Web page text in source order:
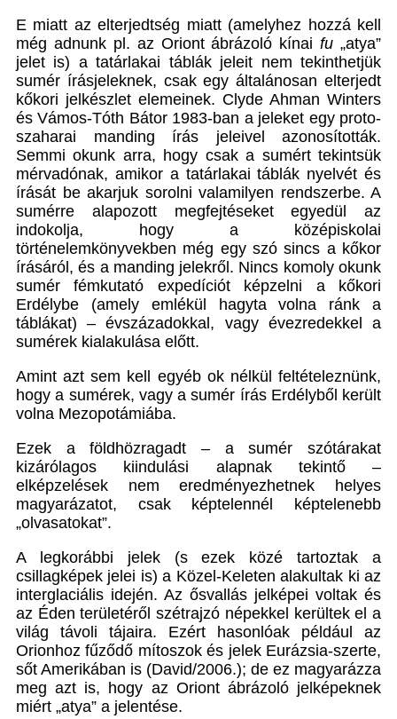
E miatt az elterjedtség miatt (amelyhez hozzá kell
még adnunk pl. az Oriont ábrázoló kínaifu „atya”
jelet is) a tatárlakai táblák jeleit nem tekinthetjük
sumér írásjeleknek, csak egy általánosan elterjedt
kőkori jelkészlet elemeinek. Clyde Ahman Winters
és Vámos-Tóth Bátor 1983-ban a jeleket egy proto-
szaharai manding írás jeleivel azonosították.
Semmi okunk arra, hogy csak a sumért tekintsük
mérvadónak, amikor a tatárlakai táblák nyelvét és
írását be akarjuk sorolni valamilyen rendszerbe. A
sumérre alapozott megfejtéseket egyedül az
indokolja, hogy a középiskolai
történelemkönyvekben még egy szó sincs a kőkor
írásáról, és a manding jelekről. Nincs komoly okunk
sumér fémkutató expedíciót képzelni a kőkori
Erdélybe (amely emlékül hagyta volna ránk a
táblákat) – évszázadokkal, vagy évezredekkel a
sumérek kialakulása előtt.
Amint azt sem kell egyéb ok nélkül feltételeznünk,
hogy a sumérek, vagy a sumér írás Erdélyből került
volna Mezopotámiába.
Ezek a földhözragadt – a sumér szótárakat
kizárólagos kiindulási alapnak tekintő –
elképzelések nem eredményezhetnek helyes
magyarázatot, csak képtelennél képtelenebb
„olvasatokat”.
A legkorábbi jelek (s ezek közé tartoztak a
csillagképek jelei is) a Közel-Keleten alakultak ki az
interglaciális idején. Az ősvallás jelképei voltak és
az Éden területéről szétrajzó népekkel kerültek el a
világ távoli tájaira. Ezért hasonlóak például az
Orionhoz fűződő mítoszok és jelek Eurázsia-szerte,
sőt Amerikában is (David/2006.); de ez magyarázza
meg azt is, hogy az Oriont ábrázoló jelképeknek
miért „atya” a jelentése.